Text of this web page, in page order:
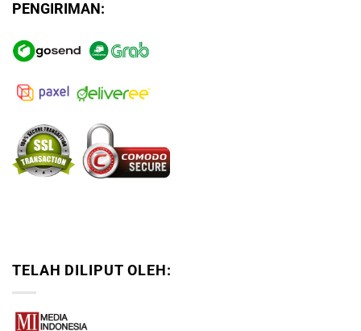
PENGIRIMAN:
TELAH DILIPUT OLEH: